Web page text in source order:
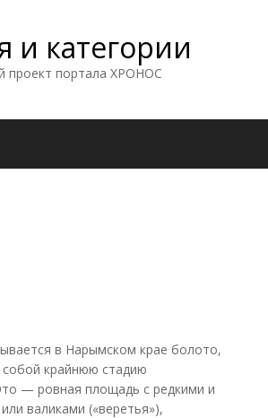
и категории
проект портала ХРОНОС
в Нарымском крае болото,
крайнюю стадию
— ровная площадь с редкими и
валиками («веретья»),